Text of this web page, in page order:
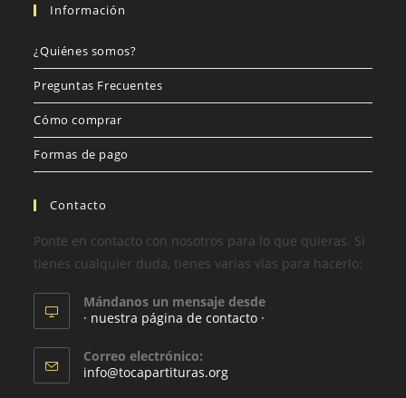
Información
¿Quiénes somos?
Preguntas Frecuentes
Cómo comprar
Formas de pago
Contacto
Ponte en contacto con nosotros para lo que quieras. Si
tienes cualquier duda, tienes varias vías para hacerlo:
Mándanos un mensaje desde
· nuestra página de contacto ·
Correo electrónico:
info@tocapartituras.org